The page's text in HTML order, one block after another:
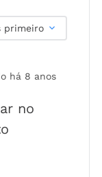
primeiro
há 8 anos
no